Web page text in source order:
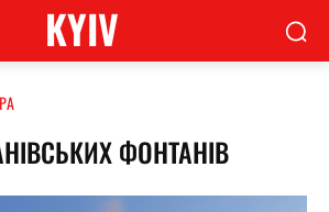
KYIV
ФОНТАНІВ